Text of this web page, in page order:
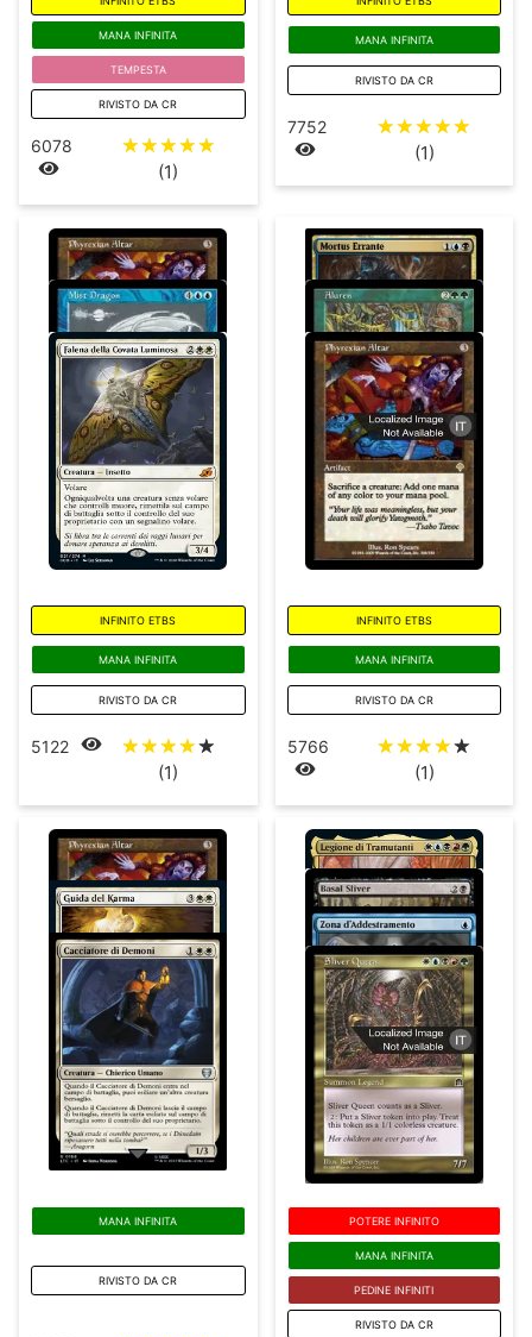
6078 ☆☆☆☆☆
(1)
INFINITO ETBS
MANA INFINITA
TEMPESTA
RIVISTO DA CR
7752 ☆☆☆☆☆
(1)
INFINITO ETBS
MANA INFINITA
RIVISTO DA CR
5122 ☆☆☆☆☆
(1)
INFINITO ETBS
MANA INFINITA
RIVISTO DA CR
5766 ☆☆☆☆☆
(1)
INFINITO ETBS
MANA INFINITA
RIVISTO DA CR
MANA INFINITA
RIVISTO DA CR
POTERE INFINITO
MANA INFINITA
PEDINE INFINITI
RIVISTO DA CR